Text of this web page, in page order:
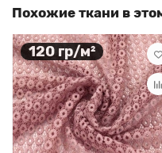
Похожие ткани в
120 гр/м²